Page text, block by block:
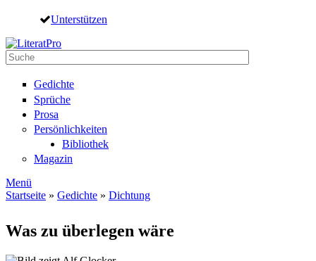
Direkt zum Inhalt
Unterstützen
Suche
Gedichte
Sprüche
Prosa
Persönlichkeiten
Bibliothek
Magazin
Menü
Startseite » Gedichte » Dichtung
Was zu überlegen wäre